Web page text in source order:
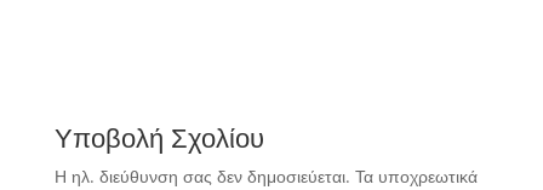
Υποβολή Σχολίου
Η ηλ. διεύθυνση σας δεν δημοσιεύεται. Τα υποχρεωτικά